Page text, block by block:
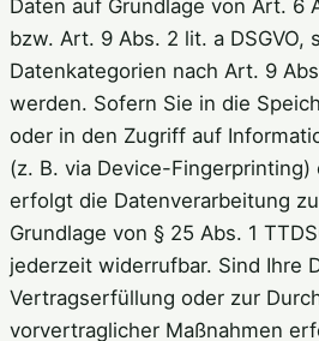
Daten auf Grundlage von Art. 6
bzw. Art. 9 Abs. 2 lit. a DSGVO,
Datenkategorien nach Art. 9
werden. Sofern Sie in die
oder in den Zugriff auf
(z. B. via Device-
erfolgt die Datenverarbeitung
Grundlage von § 25 Abs. 1
jederzeit widerrufbar. Sind Ihre
Vertragserfüllung oder zur
vorvertraglicher Maßnahmen